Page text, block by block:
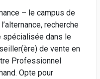
– le campus de
recherche
spécialisée dans le
de vente en
Professionnel
Opte pour